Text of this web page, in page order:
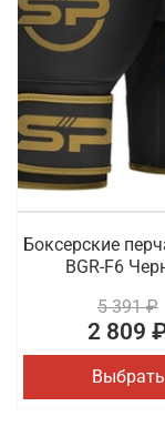
Боксерские
BGR-F6
5 391 ₽
2 809
Выбрать